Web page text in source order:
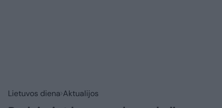
Lietuvos diena Aktualijos